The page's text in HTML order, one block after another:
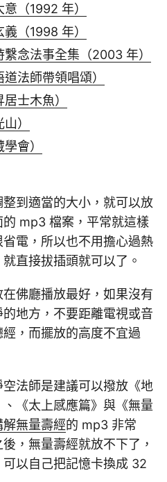
（1992 年）
（1998 年）
念法事全集（2003 年）
法師帶領唱頌）
士木魚）
）
會）
到適當的大小，就可以放
mp3 檔案，平常就這樣
電，所以也不用擔心過熱
直接拔插頭就可以了。
佛廳播放最好，如果沒有
地方，不要距離電視或音
，而擺放的高度不宜過
法師是建議可以撥放《地
《太上感應篇》與《無量
無量壽經的 mp3 非常
，無量壽經就放不下了，
以自己把記憶卡換成 32